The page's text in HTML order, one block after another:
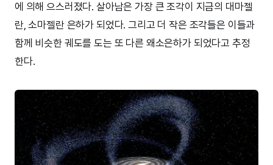
에 의해 으스러졌다. 살아남은 가장 큰 조각이 지금의 대마젤
란, 소마젤란 은하가 되었다. 그리고 더 작은 조각들은 이들과
함께 비슷한 궤도를 도는 또 다른 왜소은하가 되었다고 추정
한다.